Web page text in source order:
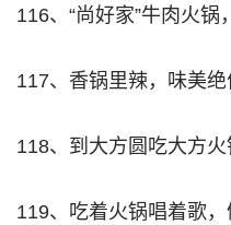
116、“尚好家”牛肉火锅
117、香锅里辣，味美绝
118、到大方圆吃大方火
119、吃着火锅唱着歌，